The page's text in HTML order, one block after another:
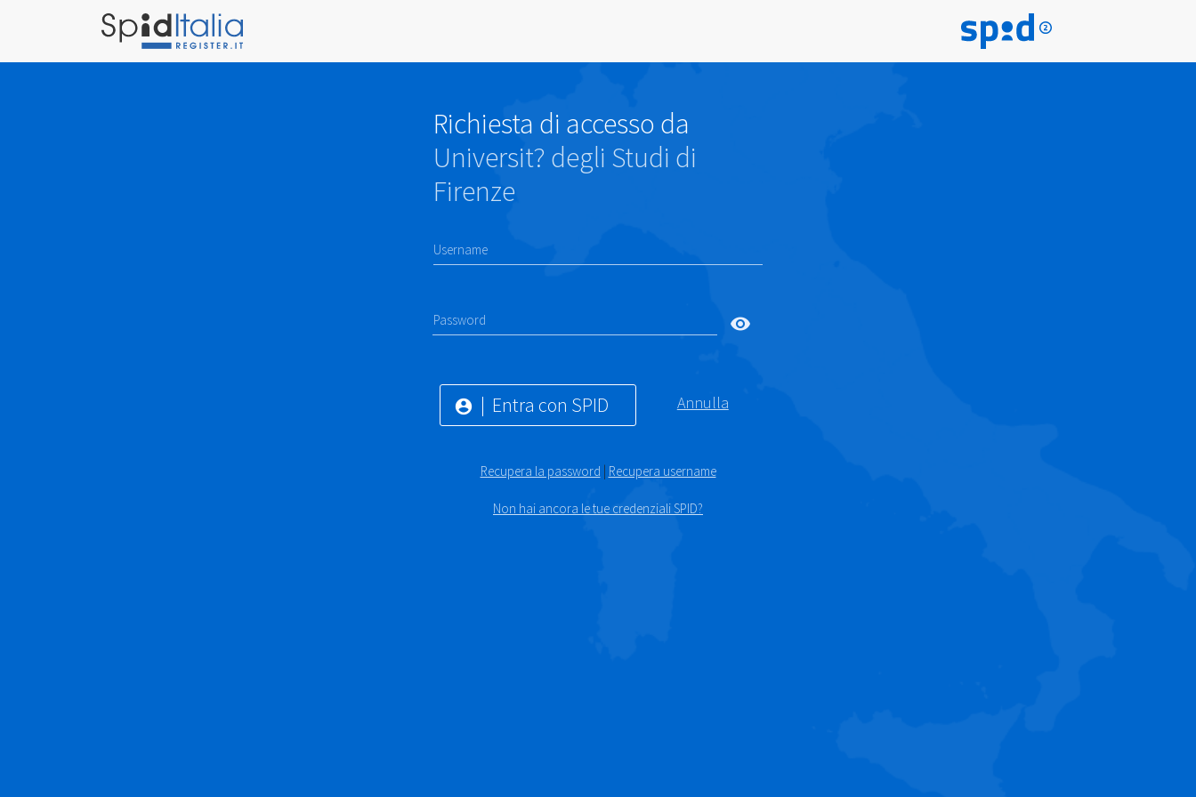
Richiesta di accesso da
Universit? degli Studi di
Firenze
Username
Password visibility
account_circle Entra con SPID Annulla
Recupera la password | Recupera username
Non hai ancora le tue credenziali SPID?